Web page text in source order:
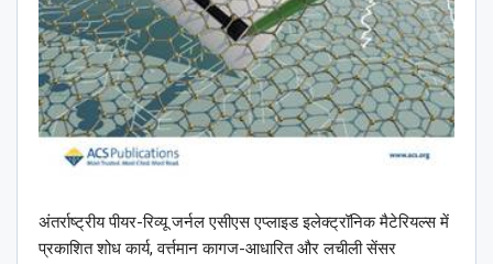
अंतर्राष्ट्रीय पीयर-रिव्यू जर्नल एसीएस एप्लाइड इलेक्ट्रॉनिक मैटेरियल्स में
प्रकाशित शोध कार्य, वर्त्तमान कागज-आधारित और लचीली सेंसर